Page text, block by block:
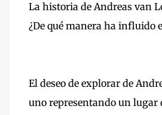
La historia de Andreas van
¿De qué manera ha influido
El deseo de explorar de
uno representando un lugar